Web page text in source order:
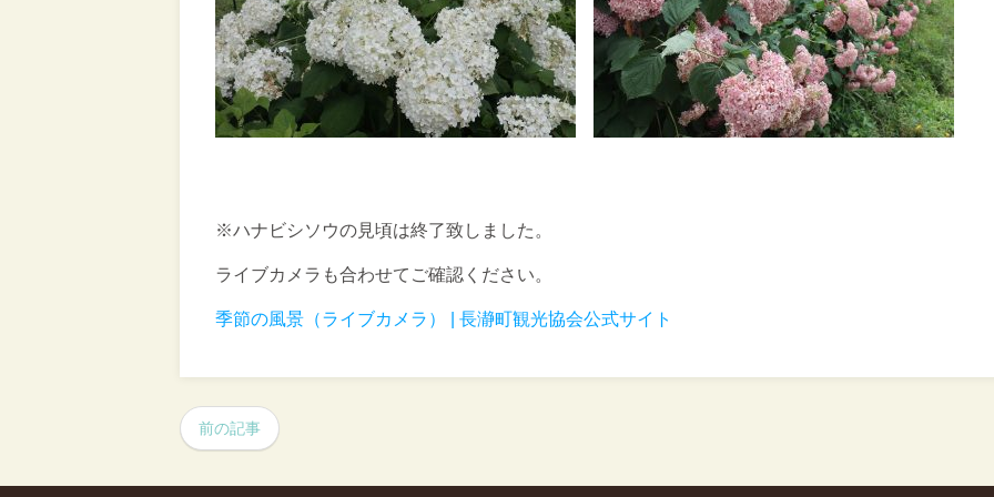
※ハナビシソウの見頃は終了致しました。
ライブカメラも合わせてご確認ください。
季節の風景（ライブカメラ） | 長瀞町観光協会公式サイト
前の記事